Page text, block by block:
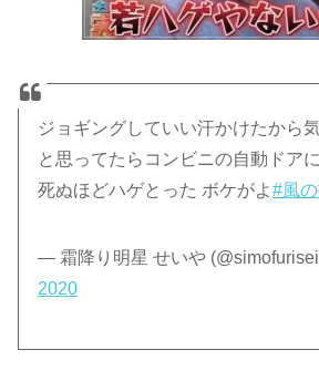
ジョギングしていい汗かけたから
と思ってたらコンビニの自動ドア
死ぬほどハゲとった ボケがよ#風
— 霜降り明星 せいや
2020